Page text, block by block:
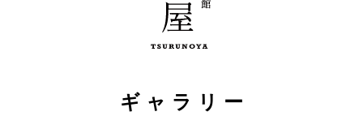
ギャラリー